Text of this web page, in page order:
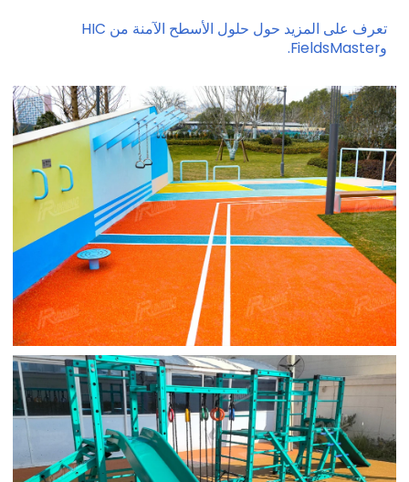
تعرف على المزيد حول حلول الأسطح الآمنة من HIC
وFieldsMaster.